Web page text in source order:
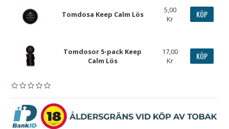
Tomdosa Keep Calm Lös
5,00
Kr
KÖP
Tomdosor 5-pack Keep
Calm Lös
17,00
Kr
KÖP